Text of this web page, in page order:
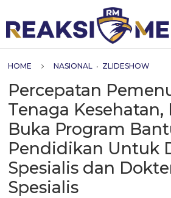
HOME NASIONAL • ZLIDESHOW
Percepatan
Tenaga Kesehatan,
Buka Program
Pendidikan Untuk
Spesialis dan
Spesialis